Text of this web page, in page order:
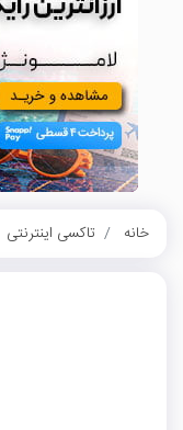
خانه تاکسی اینترنتی